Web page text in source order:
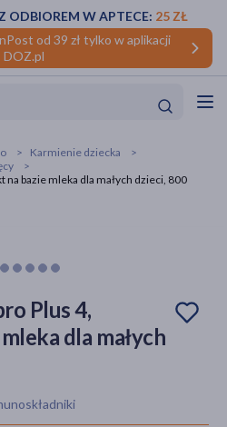
od 39 zł tylko w aplikacji
DOZ.pl
ODBIOREM W APTECE: 25 ZŁ
Karmienie dziecka
bazie mleka dla małych dzieci, 800
Plus 4,
dla małych